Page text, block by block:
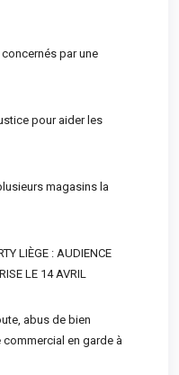
par une
pour aider les
magasins la
LIÈGE : AUDIENCE
LE 14 AVRIL
abus de bien
en garde à